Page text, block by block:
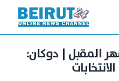
المقبل | دوكان: